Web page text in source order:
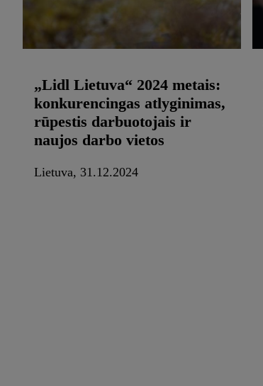
„Lidl Lietuva“ 2024 metais:
konkurencingas atlyginimas,
rūpestis darbuotojais ir
naujos darbo vietos
Lietuva, 31.12.2024